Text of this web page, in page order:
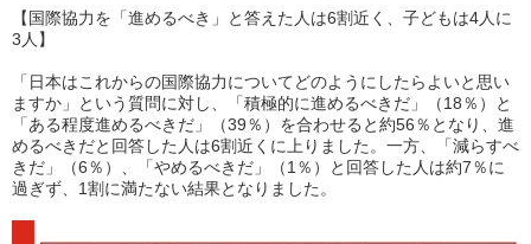
【国際協力を「進めるべき」と答えた人は6割近く、子どもは4人に
3 人】
「日本はこれからの国際協力についてどのようにしたらよいと思い
ますか」という質問に対し、「積極的に進めるべきだ」（18％）と
「ある程度進めるべきだ」（39％）を合わせると約56％となり、進
めるべきだと回答した人は6割近くに上りました。一方、「減らすべ
きだ」（6％）、「やめるべきだ」（1 ％）と回答した人は約7％に
過ぎず、 1割に満たない結果となりました。